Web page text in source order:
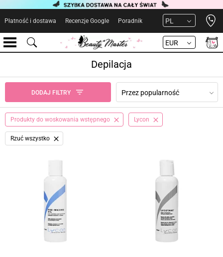
Płatność i dostawa Recenzje Google Poradnik PL
EUR
Depilacja
DODAJ FILTRY Przez popularność
Produkty do woskowania wstępnego Lycon
Rzuć wszystko